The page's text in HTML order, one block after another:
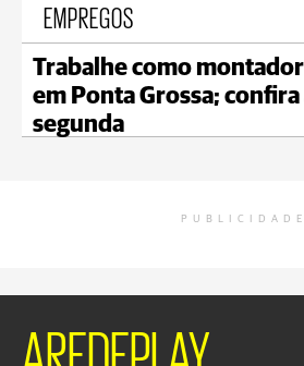
EMPREGOS
Trabalhe como
em Ponta Grossa; confira
segunda
PUBLICIDADE
AREDEPLAY